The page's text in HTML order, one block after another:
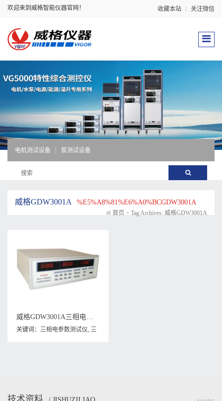
欢迎来到威格智能仪器官网！ 收藏本站 关注微信
电机测试设备 泵测试设备
威格GDW3001A %E5%A8%81%E6%A0%BCGDW3001A
首页 > Tag Archives: 威格GDW3001A
威格GDW3001A三相电参数测量仪 高精度测试仪器
关键词： 三相电参数测试仪, 三
技术资料